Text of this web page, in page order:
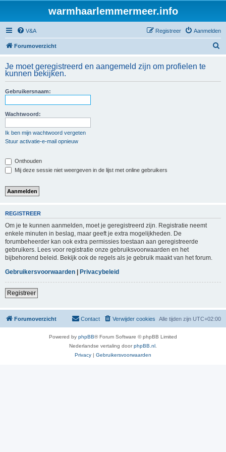
warmhaarlemmermeer.info
V&A Aanmelden
Registreer
Forumoverzicht
k
Je moet geregistreerd en aangemeld zijn om profielen te
kunnen bekijken.
Gebruikersnaam:
Wachtwoord:
Ik ben mijn wachtwoord vergeten
Stuur activatie-e-mail opnieuw
Onthouden
Mij deze sessie niet weergeven in de lijst met online gebruikers
REGISTREER
Om je te kunnen aanmelden, moet je geregistreerd zijn. Registratie neemt
enkele minuten in beslag, maar geeft je extra mogelijkheden. De
forumbeheerder kan ook extra permissies toestaan aan geregistreerde
gebruikers. Lees voor registratie onze gebruiksvoorwaarden en het
bijbehorend beleid. Bekijk ook de regels als je gebruik maakt van het forum.
Gebruikersvoorwaarden | Privacybeleid
Registreer
Forumoverzicht Alle tijden zijn UTC+02:00
Verwijder cookies
Contact
Powered by phpBB® Forum Software © phpBB Limited
Nederlandse vertaling doorphpBB.nl
Privacy | Gebruikersvoorwaarden